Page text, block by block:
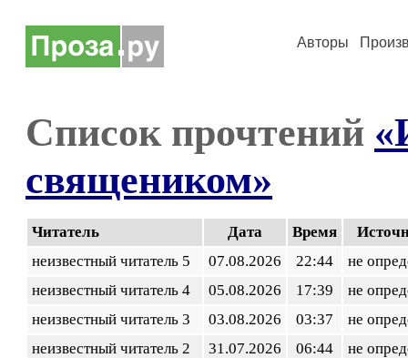
Авторы
Список прочтений
священиком»
Читатель Дата Время
неизвестный читатель 5
07.08.2026 22:44
не
неизвестный читатель 4
05.08.2026 17:39
не
неизвестный читатель 3
03.08.2026 03:37
не
неизвестный читатель 2
31.07.2026 06:44
не